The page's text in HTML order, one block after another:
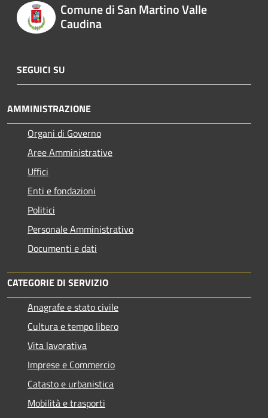
Comune di San Martino Valle
Caudina
SEGUICI SU
AMMINISTRAZIONE
Organi di Governo
Aree Amministrative
Uffici
Enti e fondazioni
Politici
Personale Amministrativo
Documenti e dati
CATEGORIE DI SERVIZIO
Anagrafe e stato civile
Cultura e tempo libero
Vita lavorativa
Imprese e Commercio
Catasto e urbanistica
Mobilità e trasporti